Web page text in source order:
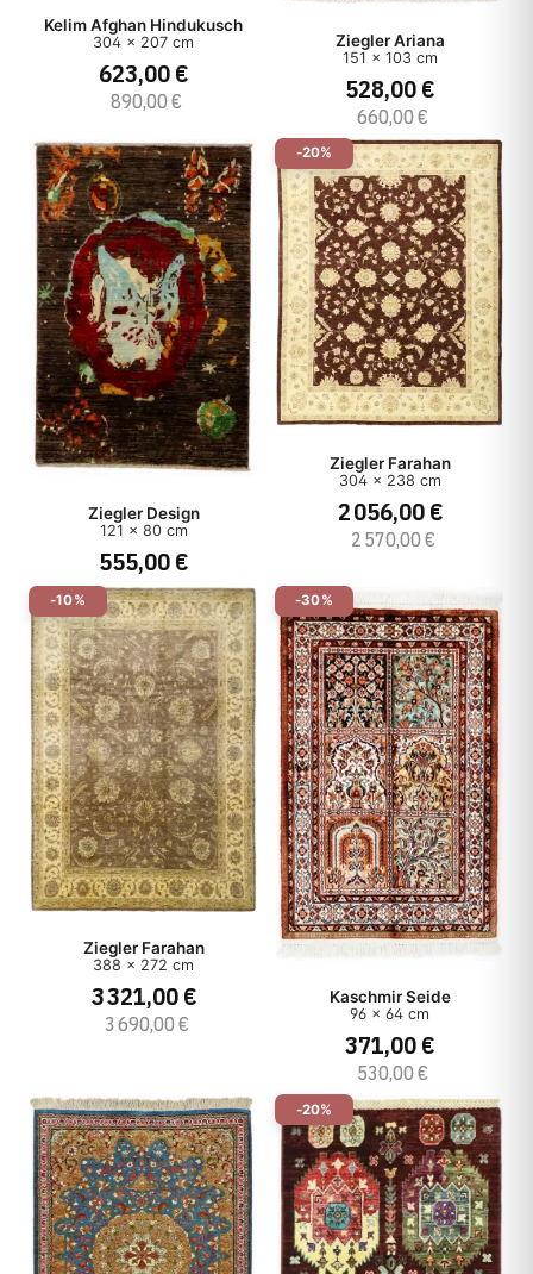
Kelim Afghan Hindukusch
304 x 207 cm
623,00 €
890,00 €
Ziegler Ariana
151 x 103 cm
528,00 €
660,00 €
Ziegler Design
121 x 80 cm
555,00 €
-20%
Ziegler Farahan
304 x 238 cm
2 056,00 €
2 570,00 €
-10%
Ziegler Farahan
388 x 272 cm
3 321,00 €
3 690,00 €
-30%
Kaschmir Seide
96 x 64 cm
371,00 €
530,00 €
-20%